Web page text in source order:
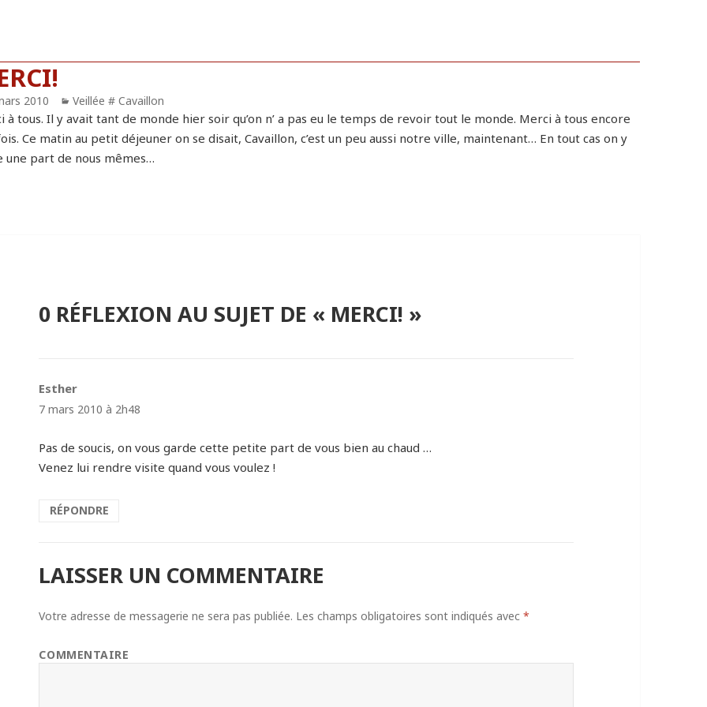
2010 Catégories
Veillée # Cavaillon
à tous. Il y avait tant de monde hier soir qu’on n’ a pas eu le temps de revoir tout le monde. Merci à tous encore
Ce matin au petit déjeuner on se disait, Cavaillon, c’est un peu aussi notre ville, maintenant… En tout cas on y
une part de nous mêmes…
0 RÉFLEXION AU SUJET DE « MERCI! »
Esther
7 mars 2010 à 2h48
Pas de soucis, on vous garde cette petite part de vous bien au chaud …
Venez lui rendre visite quand vous voulez !
RÉPONDRE
LAISSER UN COMMENTAIRE
Votre adresse de messagerie ne sera pas publiée. Les champs obligatoires sont indiqués avec*
COMMENTAIRE